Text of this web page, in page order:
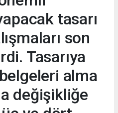
tasarı
son
Tasarıya
alma
değişikliğe